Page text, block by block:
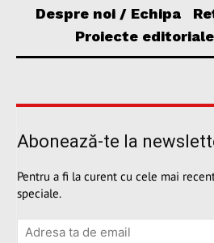
Despre noi / Echipa
Proiecte editoriale
Abonează-te la
Pentru a fi la curent cu cele mai
speciale.